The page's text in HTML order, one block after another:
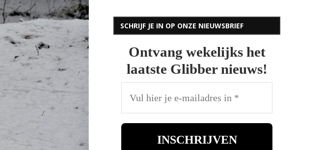
SCHRIJF JE IN OP ONZE NIEUWSBRIEF
Ontvang wekelijks het
laatste Glibber nieuws!